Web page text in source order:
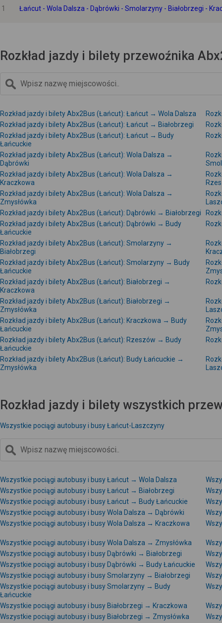
1 Łańcut - Wola Dalsza - Dąbrówki - Smolarzyny - Białobrzegi -
Rozkład jazdy i bilety przewoźnika
Rozkład jazdy i bilety Abx2Bus (Łańcut): Łańcut → Wola Dalsza
Rozkład jazdy i bilety Abx2Bus (Łańcut): Łańcut → Białobrzegi
Rozkład jazdy i bilety Abx2Bus (Łańcut): Łańcut → Budy
Łańcuckie
Rozkład jazdy i bilety Abx2Bus (Łańcut): Wola Dalsza →
Dąbrówki
Rozkład jazdy i bilety Abx2Bus (Łańcut): Wola Dalsza →
Kraczkowa
Rozkład jazdy i bilety Abx2Bus (Łańcut): Wola Dalsza →
Zmysłówka
Rozkład jazdy i bilety Abx2Bus (Łańcut): Dąbrówki → Białobrzegi
Rozkład jazdy i bilety Abx2Bus (Łańcut): Dąbrówki → Budy
Łańcuckie
Rozkład jazdy i bilety Abx2Bus (Łańcut): Smolarzyny →
Białobrzegi
Rozkład jazdy i bilety Abx2Bus (Łańcut): Smolarzyny → Budy
Łańcuckie
Rozkład jazdy i bilety Abx2Bus (Łańcut): Białobrzegi →
Kraczkowa
Rozkład jazdy i bilety Abx2Bus (Łańcut): Białobrzegi →
Zmysłówka
Rozkład jazdy i bilety Abx2Bus (Łańcut): Kraczkowa → Budy
Łańcuckie
Rozkład jazdy i bilety Abx2Bus (Łańcut): Rzeszów → Budy
Łańcuckie
Rozkład jazdy i bilety Abx2Bus (Łańcut): Budy Łańcuckie →
Zmysłówka
Rozkład jazdy i bilety wszystkich
Wszystkie pociągi autobusy i busy Łańcut-Laszczyny
Wszystkie pociągi autobusy i busy Łańcut → Wola Dalsza
Wszystkie pociągi autobusy i busy Łańcut → Białobrzegi
Wszystkie pociągi autobusy i busy Łańcut → Budy Łańcuckie
Wszystkie pociągi autobusy i busy Wola Dalsza → Dąbrówki
Wszystkie pociągi autobusy i busy Wola Dalsza → Kraczkowa
Wszystkie pociągi autobusy i busy Wola Dalsza → Zmysłówka
Wszystkie pociągi autobusy i busy Dąbrówki → Białobrzegi
Wszystkie pociągi autobusy i busy Dąbrówki → Budy Łańcuckie
Wszystkie pociągi autobusy i busy Smolarzyny → Białobrzegi
Wszystkie pociągi autobusy i busy Smolarzyny → Budy
Łańcuckie
Wszystkie pociągi autobusy i busy Białobrzegi → Kraczkowa
Wszystkie pociągi autobusy i busy Białobrzegi → Zmysłówka